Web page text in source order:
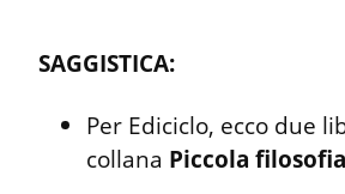
SAGGISTICA:
Per Ediciclo, ecco due
collana Piccola